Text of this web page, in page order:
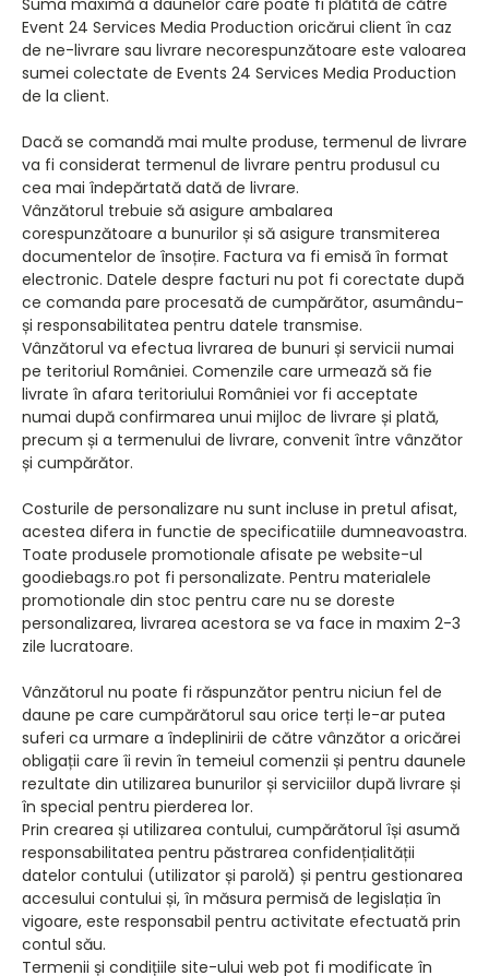
Event 24 Services Media Production oricărui client în caz
de ne-livrare sau livrare necorespunzătoare este valoarea
sumei colectate de Events 24 Services Media Production
de la client.
Dacă se comandă mai multe produse, termenul de livrare
va fi considerat termenul de livrare pentru produsul cu
cea mai îndepărtată dată de livrare.
Vânzătorul trebuie să asigure ambalarea
corespunzătoare a bunurilor și să asigure transmiterea
documentelor de însoțire. Factura va fi emisă în format
electronic. Datele despre facturi nu pot fi corectate după
ce comanda pare procesată de cumpărător, asumându-
și responsabilitatea pentru datele transmise.
Vânzătorul va efectua livrarea de bunuri și servicii numai
pe teritoriul României. Comenzile care urmează să fie
livrate în afara teritoriului României vor fi acceptate
numai după confirmarea unui mijloc de livrare și plată,
precum și a termenului de livrare, convenit între vânzător
și cumpărător.
Costurile de personalizare nu sunt incluse in pretul afisat,
acestea difera in functie de specificatiile dumneavoastra.
Toate produsele promotionale afisate pe website-ul
goodiebags.ro pot fi personalizate. Pentru materialele
promotionale din stoc pentru care nu se doreste
personalizarea, livrarea acestora se va face in maxim 2-3
zile lucratoare.
Vânzătorul nu poate fi răspunzător pentru niciun fel de
daune pe care cumpărătorul sau orice terți le-ar putea
suferi ca urmare a îndeplinirii de către vânzător a oricărei
obligații care îi revin în temeiul comenzii și pentru daunele
rezultate din utilizarea bunurilor și serviciilor după livrare și
în special pentru pierderea lor.
Prin crearea și utilizarea contului, cumpărătorul își asumă
responsabilitatea pentru păstrarea confidențialității
datelor contului (utilizator și parolă) și pentru gestionarea
accesului contului și, în măsura permisă de legislația în
vigoare, este responsabil pentru activitate efectuată prin
contul său.
Termenii și condițiile site-ului web pot fi modificate în